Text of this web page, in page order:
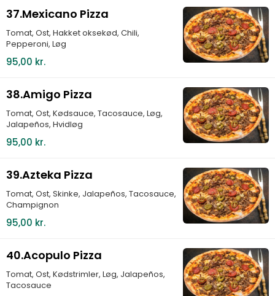
37.Mexicano Pizza
Tomat, Ost, Hakket oksekød, Chili,
Pepperoni, Løg
95,00 kr.
38.Amigo Pizza
Tomat, Ost, Kødsauce, Tacosauce, Løg,
Jalapeños, Hvidløg
95,00 kr.
39.Azteka Pizza
Tomat, Ost, Skinke, Jalapeños, Tacosauce,
Champignon
95,00 kr.
40.Acopulo Pizza
Tomat, Ost, Kødstrimler, Løg, Jalapeños,
Tacosauce